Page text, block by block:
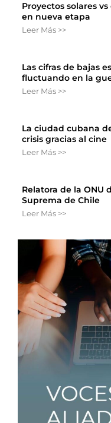
Proyectos solares
en nueva etapa
Leer Más >>
Las cifras de bajas
fluctuando en la
Leer Más >>
La ciudad cubana
crisis gracias al cine
Leer Más >>
Relatora de la ONU
Suprema de Chile
Leer Más >>